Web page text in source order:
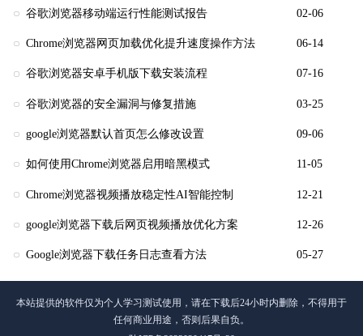
谷歌浏览器移动端运行性能测试报告 02-06
Chrome浏览器网页加载优化提升速度操作方法 06-14
谷歌浏览器安卓手机版下载安装流程 07-16
谷歌浏览器的安全漏洞与修复措施 03-25
google浏览器默认首页怎么修改设置 09-06
如何使用Chrome浏览器启用暗黑模式 11-05
Chrome浏览器视频播放稳定性AI智能控制 12-21
google浏览器下载后网页视频播放优化方案 12-26
Google浏览器下载任务日志查看方法 05-27
本站提供的软件仅为个人学习测试使用，请在下载后24小时内删除，不得用于
任何商业用途，否则后果自负。